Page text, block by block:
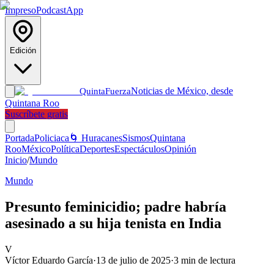
ImpresoPodcastApp
Edición
QuintaFuerzaNoticias de México, desde
Quintana Roo
Suscríbete gratis
PortadaPoliciaca 🌀 HuracanesSismosQuintana
RooMéxicoPolíticaDeportesEspectáculosOpinión
Inicio/Mundo
Mundo
Presunto feminicidio; padre habría
asesinado a su hija tenista en India
V
Víctor Eduardo García·13 de julio de 2025·3 min de lectura